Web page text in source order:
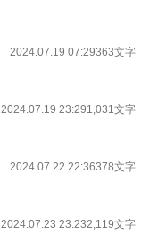
2024.07.19 07:29363文字
2024.07.19 23:291,031文字
2024.07.22 22:36378文字
2024.07.23 23:232,119文字